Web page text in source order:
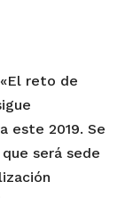
reto de
este 2019. Se
será sede